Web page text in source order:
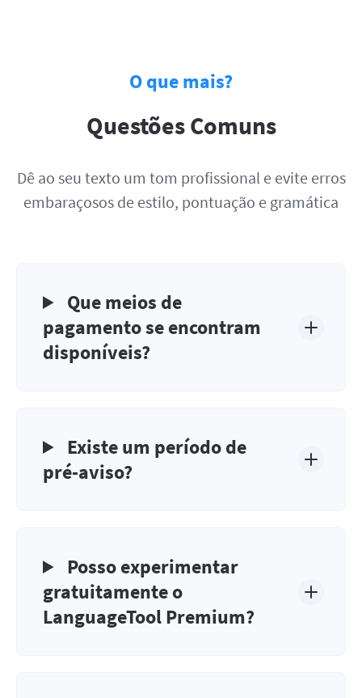
O que mais?
Questões Comuns
Dê ao seu texto um tom profissional e evite erros
embaraçosos de estilo, pontuação e gramática
Que meios de
pagamento se encontram
disponíveis?
Existe um período de
pré-aviso?
Posso experimentar
gratuitamente o
LanguageTool Premium?